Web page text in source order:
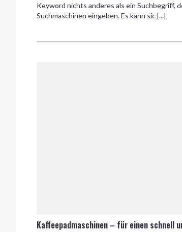
Keyword nichts anderes als ein Suchbegriff,
Suchmaschinen eingeben. Es kann sic [...]
Kaffeepadmaschinen – für einen schnell